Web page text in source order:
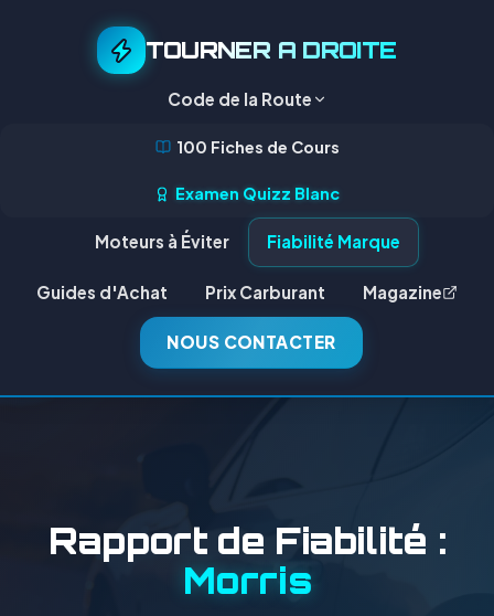
TOURNER A DROITE
Code de la Route
100 Fiches de Cours
Examen Quizz Blanc
Moteurs à Éviter Fiabilité Marque
Guides d'Achat Prix Carburant Magazine
NOUS CONTACTER
Rapport de Fiabilité :
Morris